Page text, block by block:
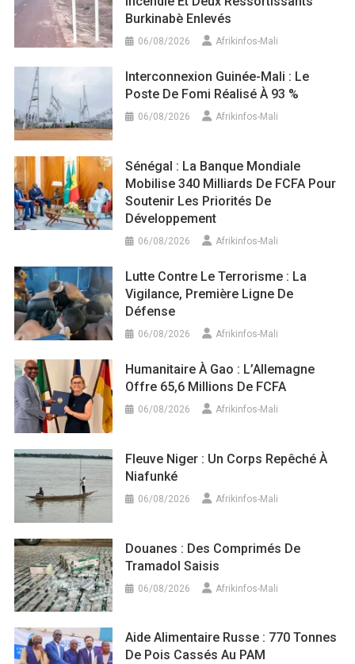
Burkinabè Enlevés
06/08/2026 Afrikinfos-Mali
Interconnexion Guinée-Mali : Le
Poste De Fomi Réalisé À 93 %
06/08/2026 Afrikinfos-Mali
Sénégal : La Banque Mondiale
Mobilise 340 Milliards De FCFA Pour
Soutenir Les Priorités De
Développement
06/08/2026 Afrikinfos-Mali
Lutte Contre Le Terrorisme : La
Vigilance, Première Ligne De
Défense
06/08/2026 Afrikinfos-Mali
Humanitaire À Gao : L’Allemagne
Offre 65,6 Millions De FCFA
06/08/2026 Afrikinfos-Mali
Fleuve Niger : Un Corps Repêché À
Niafunké
06/08/2026 Afrikinfos-Mali
Douanes : Des Comprimés De
Tramadol Saisis
06/08/2026 Afrikinfos-Mali
Aide Alimentaire Russe : 770 Tonnes
De Pois Cassés Au PAM